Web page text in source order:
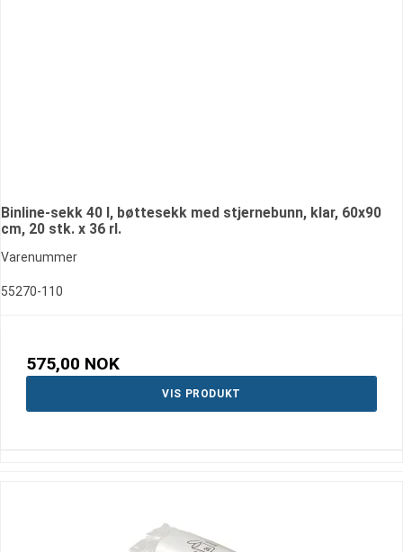
Binline-sekk 40 l, bøttesekk med stjernebunn, klar, 60x90
cm, 20 stk. x 36 rl.
Varenummer
55270-110
575,00 NOK
VIS PRODUKT